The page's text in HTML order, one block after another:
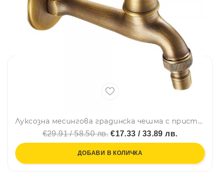
Луксозна месингова градинска чешма с приставка за маркуч, висок клас изделие, ретро, винтидж, 1/2
€29.91 / 58.50 лв.€17.33 / 33.89 лв.
ДОБАВИ В КОЛИЧКА